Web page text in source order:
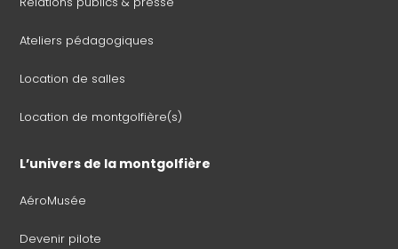
Ateliers pédagogiques
Location de salles
Location de montgolfière(s)
L’univers de la montgolfière
AéroMusée
Devenir pilote